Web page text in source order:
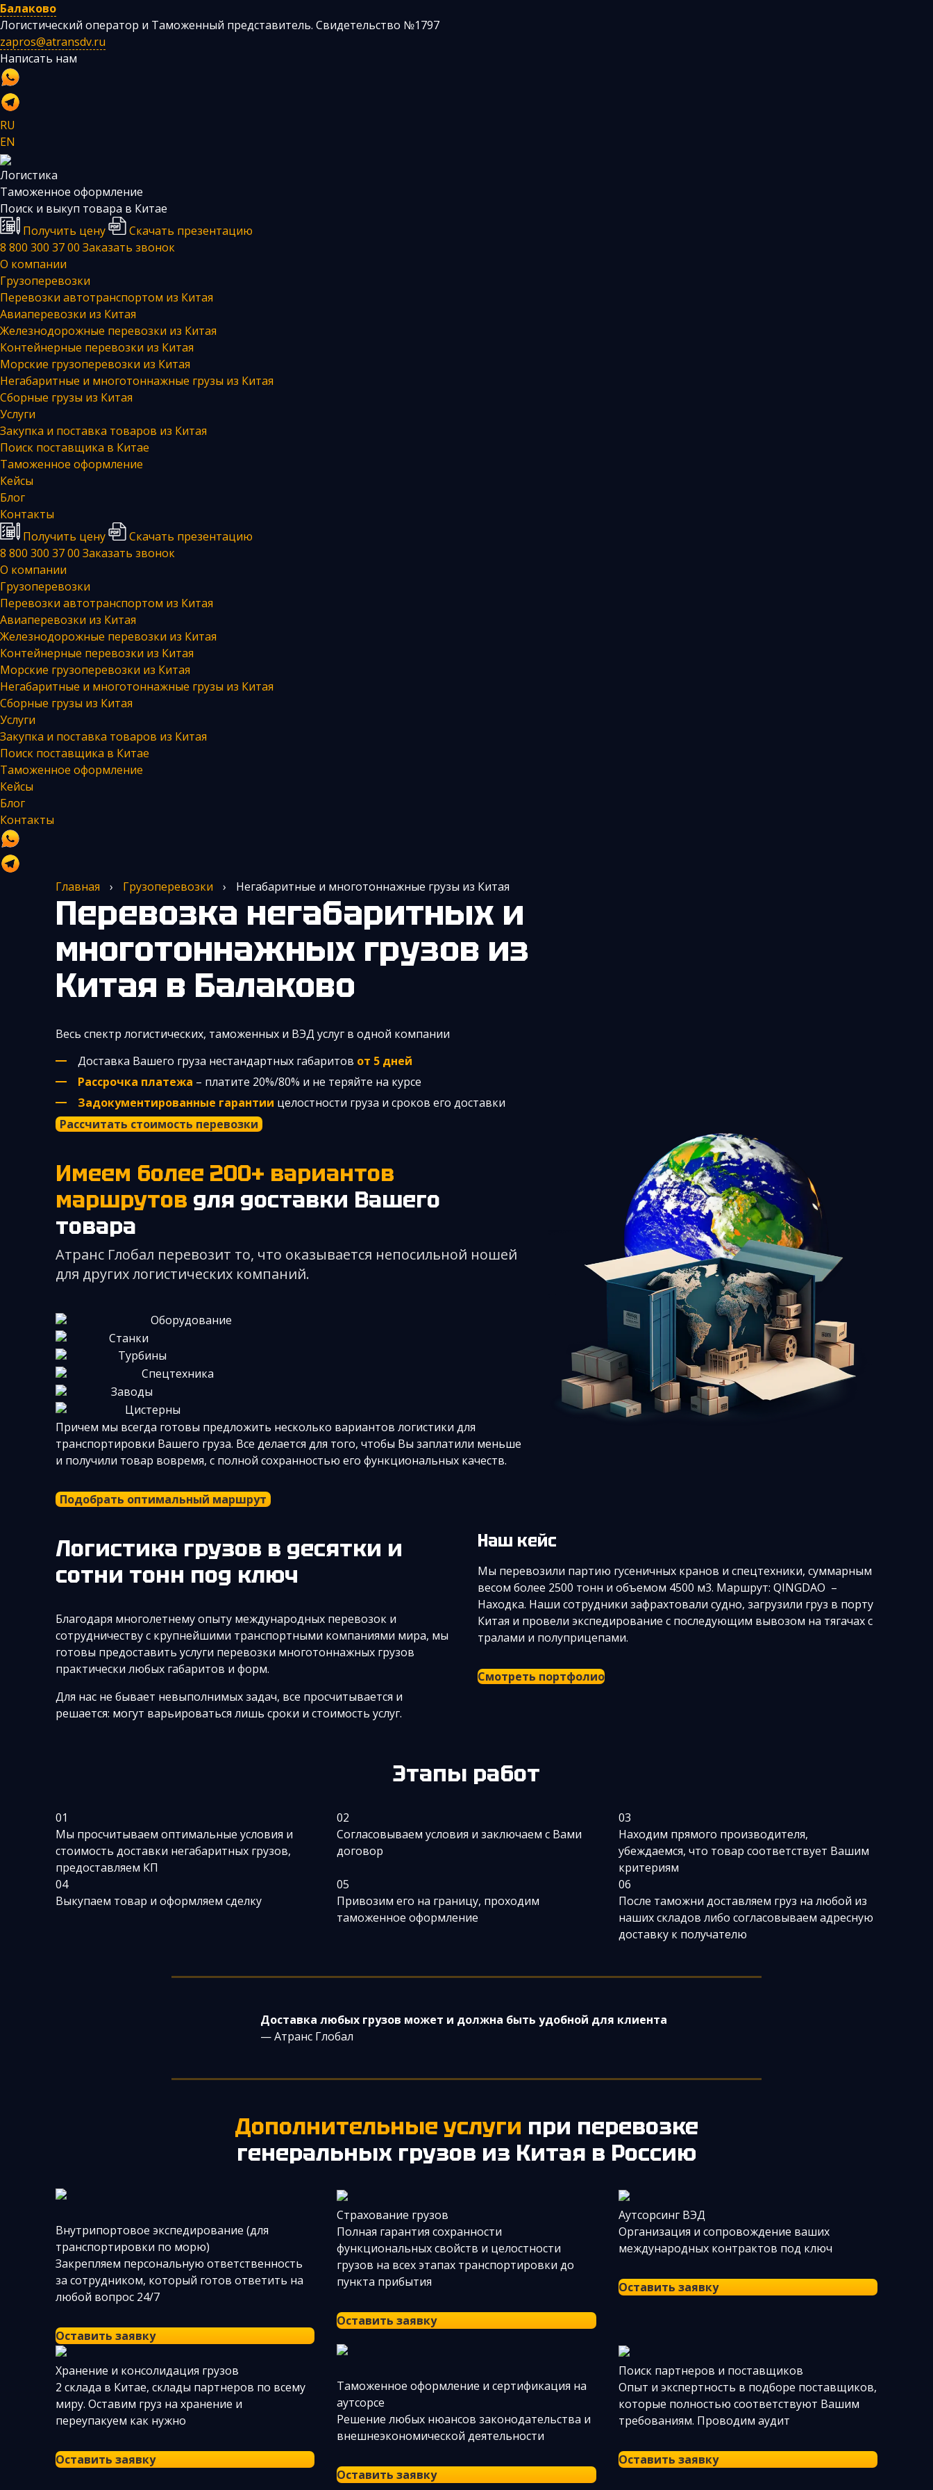
Балаково
Логистический оператор и Таможенный представитель. Свидетельство №1797
zapros@atransdv.ru
Написать нам
RU
EN
Логистика
Таможенное оформление
Поиск и выкуп товара в Китае
Получить цену
Скачать презентацию
8 800 300 37 00 Заказать звонок
О компании
Грузоперевозки
Перевозки автотранспортом из Китая
Авиаперевозки из Китая
Железнодорожные перевозки из Китая
Контейнерные перевозки из Китая
Морские грузоперевозки из Китая
Негабаритные и многотоннажные грузы из Китая
Сборные грузы из Китая
Услуги
Закупка и поставка товаров из Китая
Поиск поставщика в Китае
Таможенное оформление
Кейсы
Блог
Контакты
Получить цену
Скачать презентацию
8 800 300 37 00 Заказать звонок
О компании
Грузоперевозки
Перевозки автотранспортом из Китая
Авиаперевозки из Китая
Железнодорожные перевозки из Китая
Контейнерные перевозки из Китая
Морские грузоперевозки из Китая
Негабаритные и многотоннажные грузы из Китая
Сборные грузы из Китая
Услуги
Закупка и поставка товаров из Китая
Поиск поставщика в Китае
Таможенное оформление
Кейсы
Блог
Контакты
Главная › Грузоперевозки › Негабаритные и многотоннажные грузы из Китая
Перевозка негабаритных и
многотоннажных грузов из
Китая в Балаково
Весь спектр логистических, таможенных и ВЭД услуг в одной компании
Доставка Вашего груза нестандартных габаритов от 5 дней
Рассрочка платежа – платите 20%/80% и не теряйте на курсе
Задокументированные гарантии целостности груза и сроков его доставки
Рассчитать стоимость перевозки
Имеем более 200+ вариантов
маршрутов для доставки Вашего
товара
Атранс Глобал перевозит то, что оказывается непосильной ношей
для других логистических компаний.
Оборудование
Станки
Турбины
Спецтехника
Заводы
Цистерны
Причем мы всегда готовы предложить несколько вариантов логистики для
транспортировки Вашего груза. Все делается для того, чтобы Вы заплатили меньше
и получили товар вовремя, с полной сохранностью его функциональных качеств.
Подобрать оптимальный маршрут
Логистика грузов в десятки и
сотни тонн под ключ
Благодаря многолетнему опыту международных перевозок и
сотрудничеству с крупнейшими транспортными компаниями мира, мы
готовы предоставить услуги перевозки многотоннажных грузов
практически любых габаритов и форм.
Для нас не бывает невыполнимых задач, все просчитывается и
решается: могут варьироваться лишь сроки и стоимость услуг.
Наш кейс
Мы перевозили партию гусеничных кранов и спецтехники, суммарным
весом более 2500 тонн и объемом 4500 м3. Маршрут: QINGDAO –
Находка. Наши сотрудники зафрахтовали судно, загрузили груз в порту
Китая и провели экспедирование с последующим вывозом на тягачах с
тралами и полуприцепами.
Смотреть портфолио
Этапы работ
01
Мы просчитываем оптимальные условия и
стоимость доставки негабаритных грузов,
предоставляем КП
02
Согласовываем условия и заключаем с Вами
договор
03
Находим прямого производителя,
убеждаемся, что товар соответствует Вашим
критериям
04
Выкупаем товар и оформляем сделку
05
Привозим его на границу, проходим
таможенное оформление
06
После таможни доставляем груз на любой из
наших складов либо согласовываем адресную
доставку к получателю
Доставка любых грузов может и должна быть удобной для клиента
— Атранс Глобал
Дополнительные услуги при перевозке
генеральных грузов из Китая в Россию
Внутрипортовое экспедирование (для
транспортировки по морю)
Закрепляем персональную ответственность
за сотрудником, который готов ответить на
любой вопрос 24/7
Оставить заявку
Страхование грузов
Полная гарантия сохранности
функциональных свойств и целостности
грузов на всех этапах транспортировки до
пункта прибытия
Оставить заявку
Аутсорсинг ВЭД
Организация и сопровождение ваших
международных контрактов под ключ
Оставить заявку
Хранение и консолидация грузов
2 склада в Китае, склады партнеров по всему
миру. Оставим груз на хранение и
переупакуем как нужно
Оставить заявку
Таможенное оформление и сертификация на
аутсорсе
Решение любых нюансов законодательства и
внешнеэкономической деятельности
Оставить заявку
Поиск партнеров и поставщиков
Опыт и экспертность в подборе поставщиков,
которые полностью соответствуют Вашим
требованиям. Проводим аудит
Оставить заявку